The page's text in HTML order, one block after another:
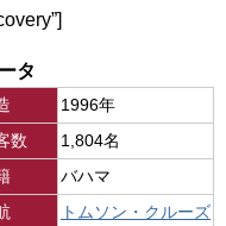
タ
1996年
数
1,804名
バハマ
トムソン・クルーズ